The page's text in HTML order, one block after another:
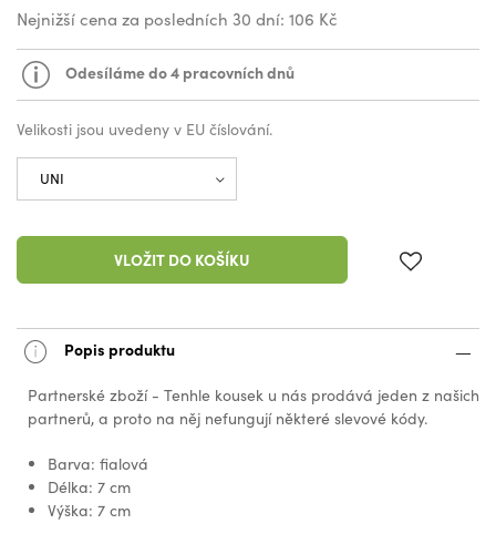
Nejnižší cena za posledních 30 dní: 106 Kč
Odesíláme do 4 pracovních dnů
Velikosti jsou uvedeny v EU číslování.
VLOŽIT DO KOŠÍKU
Popis produktu
Partnerské zboží - Tenhle kousek u nás prodává jeden z našich
partnerů, a proto na něj nefungují některé slevové kódy.
Barva: fialová
Délka: 7 cm
Výška: 7 cm